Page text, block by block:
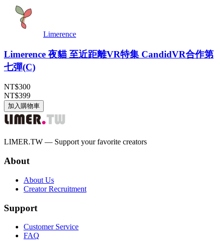
Limerence
Limerence 夜貓 至近距離VR特集 CandidVR合作第
七彈(C)
NT$300
NT$399
加入購物車
LIMER.TW — Support your favorite creators
About
About Us
Creator Recruitment
Support
Customer Service
FAQ